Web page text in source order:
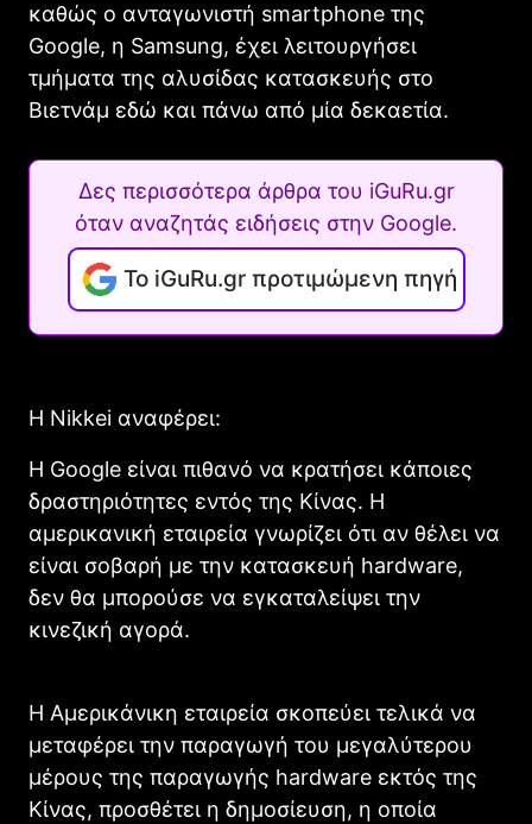
καθώς ο ανταγωνιστή smartphone της
Google, η Samsung, έχει λειτουργήσει
τμήματα της αλυσίδας κατασκευής στο
Βιετνάμ εδώ και πάνω από μία δεκαετία.
Δες περισσότερα άρθρα του iGuRu.gr
όταν αναζητάς ειδήσεις στην Google.
Το iGuRu.gr προτιμώμενη πηγή
Η Nikkei αναφέρει:
Η Google είναι πιθανό να κρατήσει κάποιες
δραστηριότητες εντός της Κίνας. Η
αμερικανική εταιρεία γνωρίζει ότι αν θέλει να
είναι σοβαρή με την κατασκευή hardware,
δεν θα μπορούσε να εγκαταλείψει την
κινεζική αγορά.
Η Αμερικάνικη εταιρεία σκοπεύει τελικά να
μεταφέρει την παραγωγή του μεγαλύτερου
μέρους της παραγωγής hardware εκτός της
Κίνας, προσθέτει η δημοσίευση, η οποία